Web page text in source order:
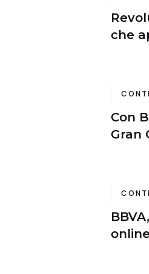
che
CONTI
Con
Gran
CONTI